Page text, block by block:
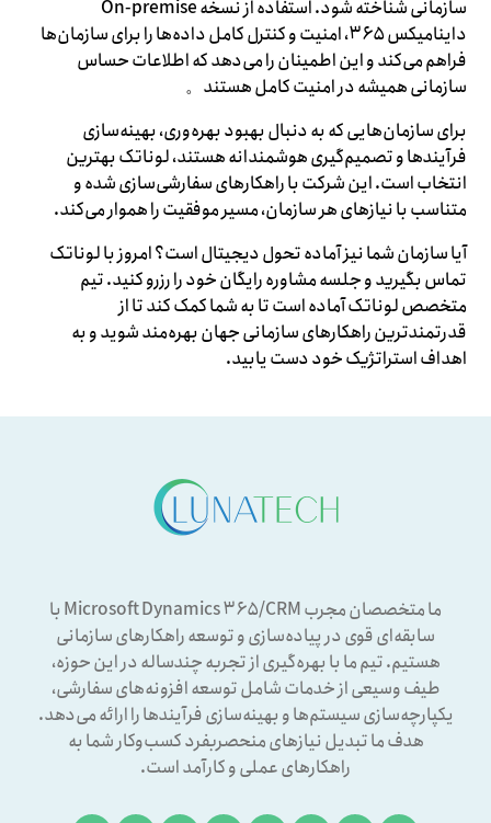
سازمانی شناخته شود. استفاده از نسخه On-premise
داینامیکس ۳۶۵، امنیت و کنترل کامل داده‌ها را برای سازمان‌ها
فراهم می‌کند و این اطمینان را می‌دهد که اطلاعات حساس
سازمانی همیشه در امنیت کامل هستند。
برای سازمان‌هایی که به دنبال بهبود بهره‌وری، بهینه‌سازی
فرآیندها و تصمیم‌گیری هوشمندانه هستند، لوناتک بهترین
انتخاب است. این شرکت با راهکارهای سفارشی‌سازی شده و
متناسب با نیازهای هر سازمان، مسیر موفقیت را هموار می‌کند.
آیا سازمان شما نیز آماده تحول دیجیتال است؟ امروز با لوناتک
تماس بگیرید و جلسه مشاوره رایگان خود را رزرو کنید. تیم
متخصص لوناتک آماده است تا به شما کمک کند تا از
قدرتمندترین راهکارهای سازمانی جهان بهره‌مند شوید و به
اهداف استراتژیک خود دست یابید.
ما متخصصان مجرب Microsoft Dynamics ۳۶۵/CRM با
سابقه‌ای قوی در پیاده‌سازی و توسعه راهکارهای سازمانی
هستیم. تیم ما با بهره‌گیری از تجربه چندساله در این حوزه،
طیف وسیعی از خدمات شامل توسعه افزونه‌های سفارشی،
یکپارچه‌سازی سیستم‌ها و بهینه‌سازی فرآیندها را ارائه می‌دهد.
هدف ما تبدیل نیازهای منحصربفرد کسب‌وکار شما به
راهکارهای عملی و کارآمد است.